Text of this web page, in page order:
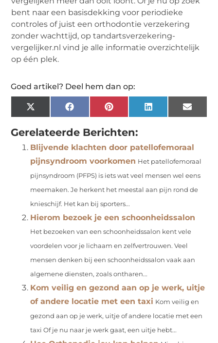
bent naar een basisdekking voor periodieke
controles of juist een orthodontie verzekering
zonder wachttijd, op tandartsverzekering-
vergelijker.nl vind je alle informatie overzichtelijk
op één plek.
Goed artikel? Deel hem dan op:
X
(Twitter)
FacebookPinterestLinkedInEmail
Gerelateerde Berichten:
Blijvende klachten door patellofemoraal
pijnsyndroom voorkomen Het patellofemoraal
pijnsyndroom (PFPS) is iets wat veel mensen wel eens
meemaken. Je herkent het meestal aan pijn rond de
knieschijf. Het kan bij sporters...
Hierom bezoek je een schoonheidssalon
Het bezoeken van een schoonheidssalon kent vele
voordelen voor je lichaam en zelfvertrouwen. Veel
mensen denken bij een schoonheidssalon vaak aan
algemene diensten, zoals ontharen...
Kom veilig en gezond aan op je werk, uitje
of andere locatie met een taxi Kom veilig en
gezond aan op je werk, uitje of andere locatie met een
taxi Of je nu naar je werk gaat, een uitje hebt...